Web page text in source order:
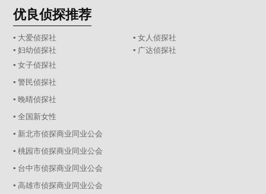
优良侦探推荐
▪ 大爱侦探社
▪ 女人侦探社
▪ 妇幼侦探社
▪ 广达侦探社
▪ 女子侦探社
▪ 警民侦探社
▪ 晚晴侦探社
▪ 全国新女性
▪ 新北市侦探商业同业公会
▪ 桃园市侦探商业同业公会
▪ 台中市侦探商业同业公会
▪ 高雄市侦探商业同业公会